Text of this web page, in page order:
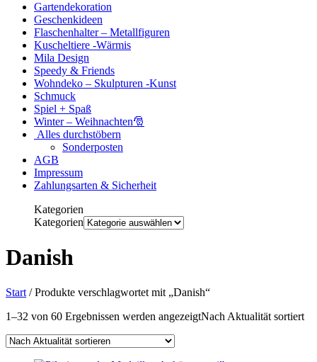
Gartendekoration
Geschenkideen
Flaschenhalter – Metallfiguren
Kuscheltiere -Wärmis
Mila Design
Speedy & Friends
Wohndeko – Skulpturen -Kunst
Schmuck
Spiel + Spaß
Winter – Weihnachten🎅
Alles durchstöbern
Sonderposten
AGB
Impressum
Zahlungsarten & Sicherheit
Kategorien
Kategorien
Danish
Start / Produkte verschlagwortet mit „Danish“
1–32 von 60 Ergebnissen werden angezeigtNach Aktualität sortiert